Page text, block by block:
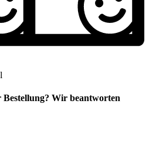
Wir beantworten